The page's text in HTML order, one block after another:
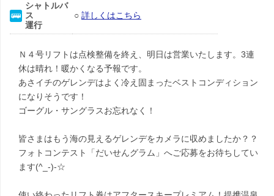
シャトルバ
ス
運行
○ 詳しくはこちら
Ｎ４号リフトは点検整備を終え、明日は営業いたします。3連
休は晴れ！暖かくなる予報です。
あさイチのゲレンデはよく冷え固まったベストコンディション
になりそうです！
ゴーグル・サングラスお忘れなく！
皆さまはもう海の見えるゲレンデをカメラに収めましたか？？
フォトコンテスト「だいせんグラム」へご応募をお待ちしてい
ます(^_-)-☆